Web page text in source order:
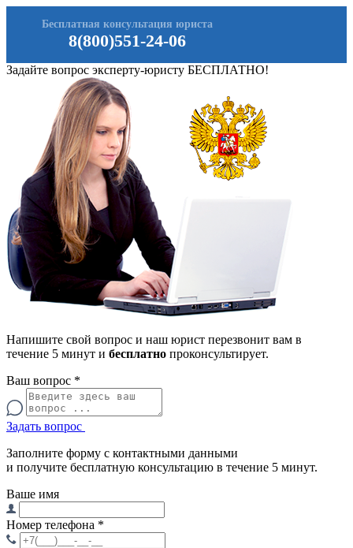
8(800)551-24-06
Бесплатная консультация юриста
Задайте вопрос эксперту-юристу БЕСПЛАТНО!
Напишите свой вопрос и наш юрист перезвонит вам в
течение 5 минут и бесплатно проконсультирует.
Ваш вопрос *
Задать вопрос
Заполните форму с контактными данными
и получите бесплатную консультацию в течение 5 минут.
Ваше имя
Номер телефона *